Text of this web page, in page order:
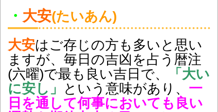
・ 大安(たいあん)
大安はご存じの方も多いと思い
ますが、毎日の吉凶を占う暦注
(六曜)で最も良い吉日で、
「大い
に安し」
という意味があり、 一
日を通して何事においても良い